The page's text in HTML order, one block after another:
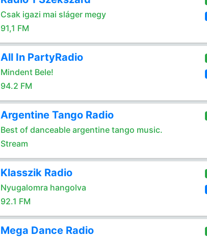
Csak igazi mai sláger megy
91,1 FM
All In PartyRadio
Mindent Bele!
94.2 FM
Argentine Tango Radio
Best of danceable argentine tango music.
Stream
Klasszik Radio
Nyugalomra hangolva
92.1 FM
Mega Dance Radio